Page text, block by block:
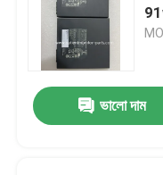
ভালো দাম